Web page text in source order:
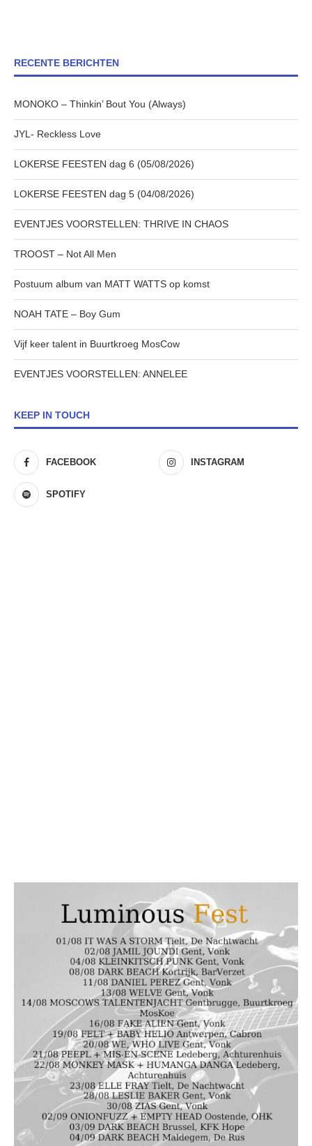
RECENTE BERICHTEN
MONOKO – Thinkin’ Bout You (Always)
JYL- Reckless Love
LOKERSE FEESTEN dag 6 (05/08/2026)
LOKERSE FEESTEN dag 5 (04/08/2026)
EVENTJES VOORSTELLEN: THRIVE IN CHAOS
TROOST – Not All Men
Postuum album van MATT WATTS op komst
NOAH TATE – Boy Gum
Vijf keer talent in Buurtkroeg MosCow
EVENTJES VOORSTELLEN: ANNELEE
KEEP IN TOUCH
FACEBOOK INSTAGRAM
SPOTIFY